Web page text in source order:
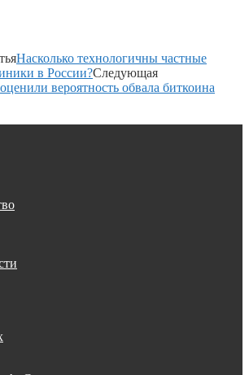
Насколько технологичны частные
в России?Следующая
вероятность обвала биткоина